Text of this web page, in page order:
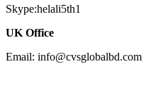
Skype:helali5th1
UK Office
Email: info@cvsglobalbd.com